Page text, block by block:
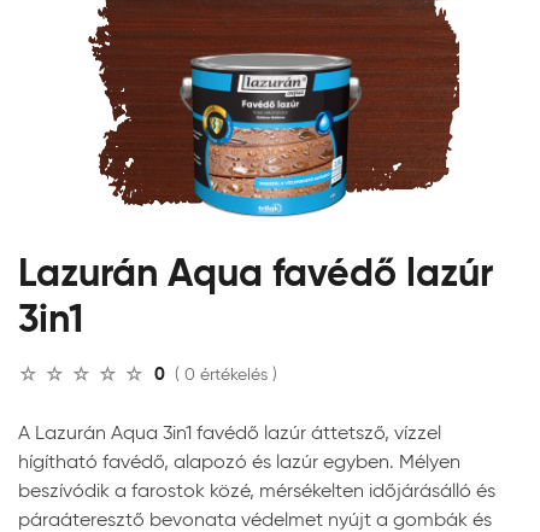
Lazurán Aqua favédő lazúr
3in1
0 ( 0 értékelés )
A Lazurán Aqua 3in1 favédő lazúr áttetsző, vízzel
hígítható favédő, alapozó és lazúr egyben. Mélyen
beszívódik a farostok közé, mérsékelten időjárásálló és
páraáteresztő bevonata védelmet nyújt a gombák és